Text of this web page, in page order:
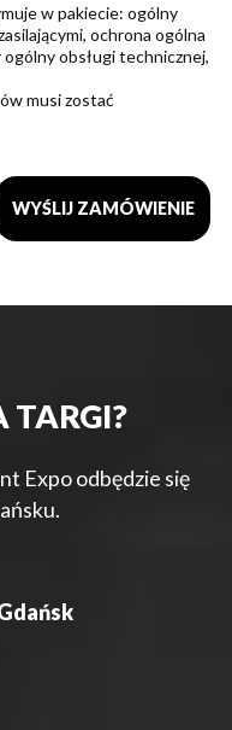
w pakiecie: ogólny
ochrona ogólna
obsługi technicznej,
musi zostać
TARGI?
Expo odbędzie się